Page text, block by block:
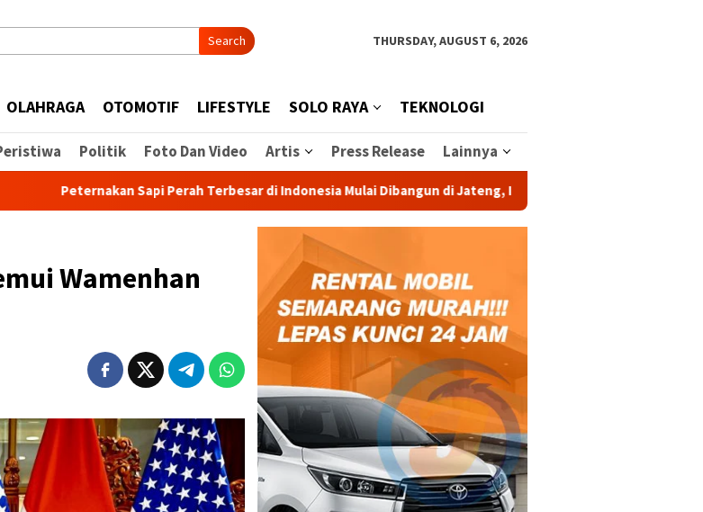
Search THURSDAY, AUGUST 6, 2026
OLAHRAGA OTOMOTIF LIFESTYLE SOLO RAYA TEKNOLOGI
Politik Foto Dan Video Artis Press Release Lainnya
Peternakan Sapi Perah Terbesar di Indonesia Mulai Dibangun di Jateng, Investasi Rp 1,2 Triliun Dongkrak
Wamenhan